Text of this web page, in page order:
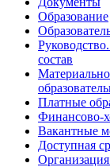
Образование
состав
Платные
Финансово-
Вакантные
Доступная